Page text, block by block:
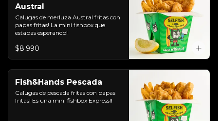
Austral
Calugas de merluza Austral fritas con
papas fritas! La mini fishbox que
estabas esperando!
$8.990
Fish&Hands Pescada
Calugas de pescada fritas con papas
fritas! Es una mini fishbox Express!!